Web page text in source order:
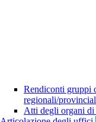
Rendiconti gruppi
regionali/
Atti degli organi